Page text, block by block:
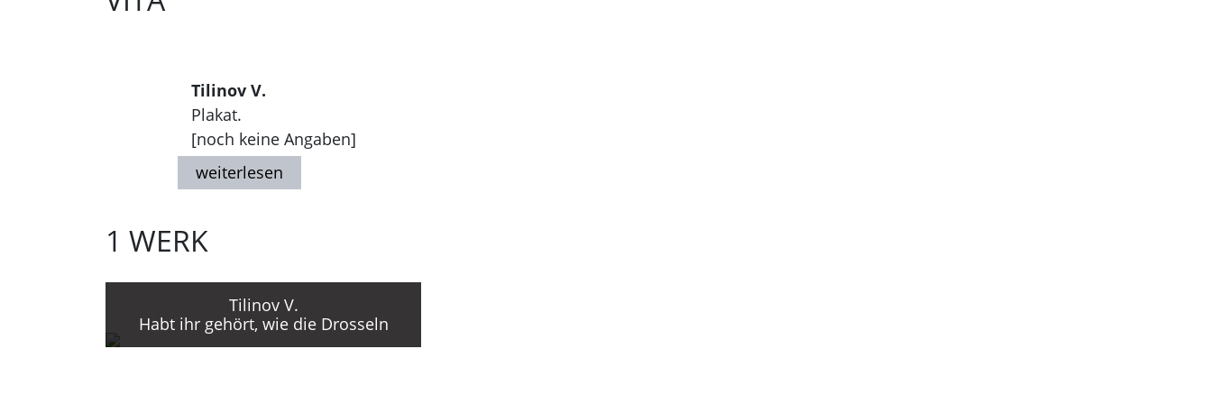
Tilinov V.
Plakat.
[noch keine Angaben]
1 WERK
Tilinov V.
Habt ihr gehört, wie die Drosseln